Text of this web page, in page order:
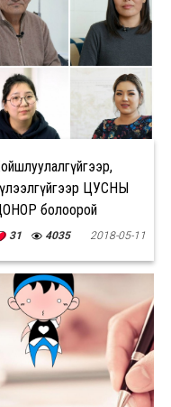
ЦУСНЫ
болоорой
31 4035 2018-05-11